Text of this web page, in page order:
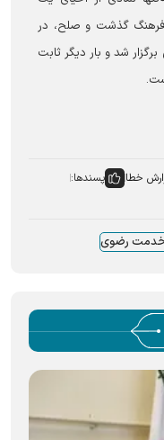
فرهنگ گذشت و صلح، در
شد و بار دیگر ثابت
خطا
پسندها:
خدمت رضوی